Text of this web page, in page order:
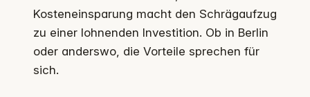
Kosteneinsparung macht den Schrägaufzug
zu einer lohnenden Investition. Ob in Berlin
oder anderswo, die Vorteile sprechen für
sich.